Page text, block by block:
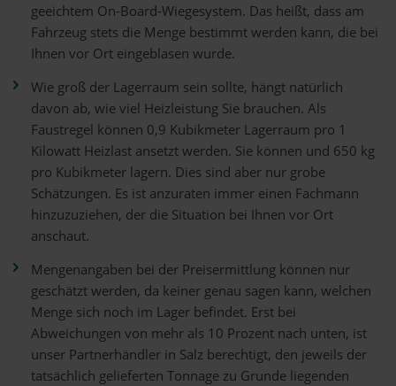
geeichtem On-Board-Wiegesystem. Das heißt, dass am
Fahrzeug stets die Menge bestimmt werden kann, die bei
Ihnen vor Ort eingeblasen wurde.
Wie groß der Lagerraum sein sollte, hängt natürlich
davon ab, wie viel Heizleistung Sie brauchen. Als
Faustregel können 0,9 Kubikmeter Lagerraum pro 1
Kilowatt Heizlast ansetzt werden. Sie können und 650 kg
pro Kubikmeter lagern. Dies sind aber nur grobe
Schätzungen. Es ist anzuraten immer einen Fachmann
hinzuzuziehen, der die Situation bei Ihnen vor Ort
anschaut.
Mengenangaben bei der Preisermittlung können nur
geschätzt werden, da keiner genau sagen kann, welchen
Menge sich noch im Lager befindet. Erst bei
Abweichungen von mehr als 10 Prozent nach unten, ist
unser Partnerhändler in Salz berechtigt, den jeweils der
tatsächlich gelieferten Tonnage zu Grunde liegenden